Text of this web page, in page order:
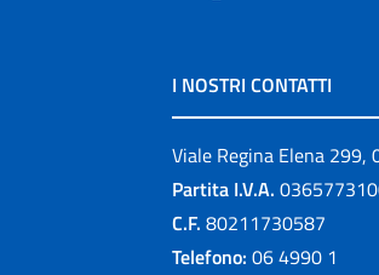
I NOSTRI CONTATTI
Viale Regina Elena 299,
Partita I.V.A.
C.F. 80211730587
Telefono: 06 4990 1